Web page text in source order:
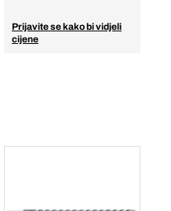
Prijavite se kako bi vidjeli
cijene